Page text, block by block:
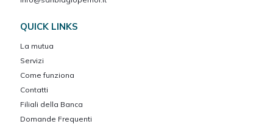
QUICK LINKS
La mutua
Servizi
Come funziona
Contatti
Filiali della Banca
Domande Frequenti